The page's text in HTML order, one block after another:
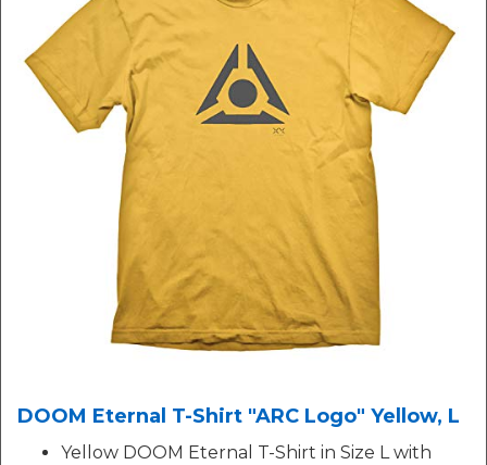
DOOM Eternal T-Shirt "ARC Logo" Yellow, L
Yellow DOOM Eternal T-Shirt in Size L with